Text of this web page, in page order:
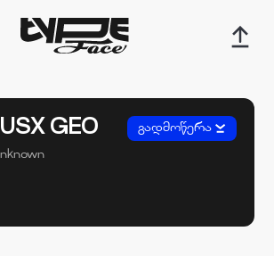
GEO
გადმოწერა